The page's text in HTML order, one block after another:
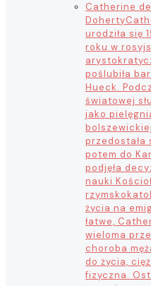
Catherine
Doherty
urodziła się
roku w
poślubiła
Hueck.
światowej
jako
przedostała
potem do
podjęła
nauki
życia na
łatwe,
wieloma
choroba
do życia,
fizyczna.